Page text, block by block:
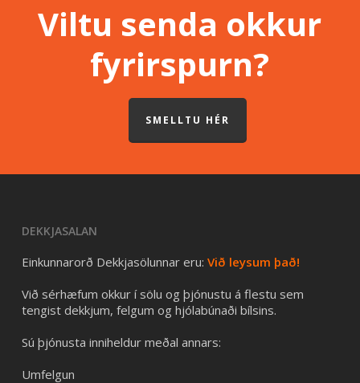
Viltu senda okkur
fyrirspurn?
SMELLTU HÉR
DEKKJASALAN
Einkunnarorð Dekkjasölunnar eru: Við leysum það!
Við sérhæfum okkur í sölu og þjónustu á flestu sem
tengist dekkjum, felgum og hjólabúnaði bílsins.
Sú þjónusta inniheldur meðal annars:
Umfelgun